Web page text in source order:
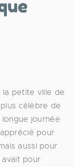
la petite ville de
célèbre de
journée
pour
aussi pour
avait pour